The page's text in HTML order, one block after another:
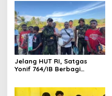
Jelang HUT RI, Satgas
Yonif 764/IB Berbagi